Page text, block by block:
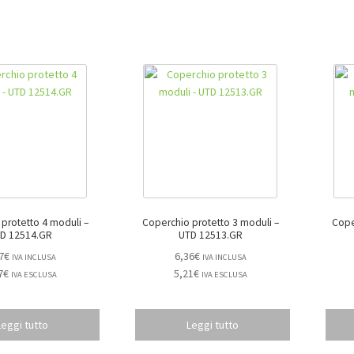
4 moduli –
12514.GR
€ IVA INCLUSA
€ IVA ESCLUSA
tutto
Coperchio protetto 3 moduli –
UTD 12513.GR
6,36€ IVA INCLUSA
5,21€ IVA ESCLUSA
Leggi tutto